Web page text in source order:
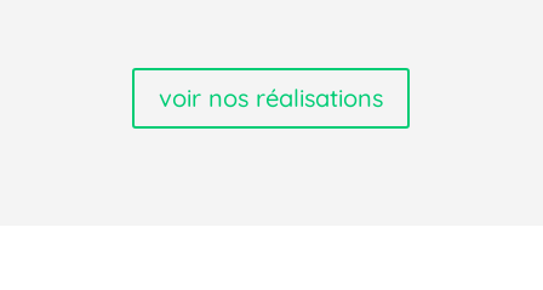
voir nos réalisations